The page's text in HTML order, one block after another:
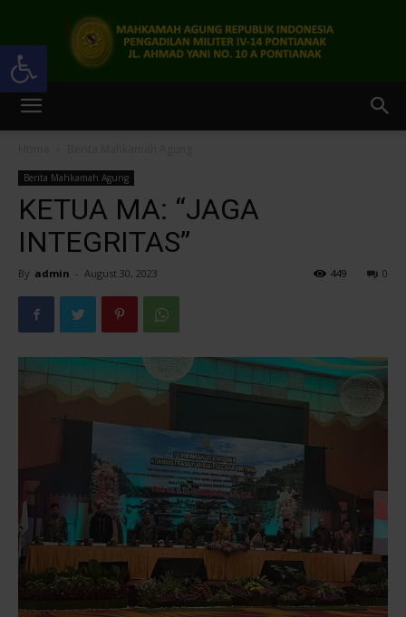
Open toolbar
14
Pontianak
Berita Mahkamah Agung
KETUA MA: “JAGA
INTEGRITAS”
By admin - August 30, 2023 0
449